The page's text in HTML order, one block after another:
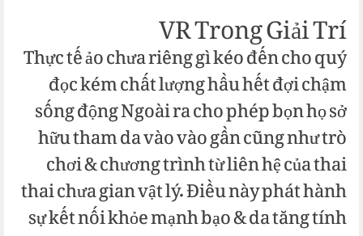
VR Trong Giải Trí
Thực tế ảo chưa riêng gì kéo đến cho quý
đọc kém chất lượng hầu hết đợi chậm
sống động Ngoài ra cho phép bọn họ sở
hữu tham da vào vào gần cũng như trò
chơi & chương trình từ liên hệ của thai
thai chưa gian vật lý. Điều này phát hành
sự kết nối khỏe mạnh bạo & da tăng tính